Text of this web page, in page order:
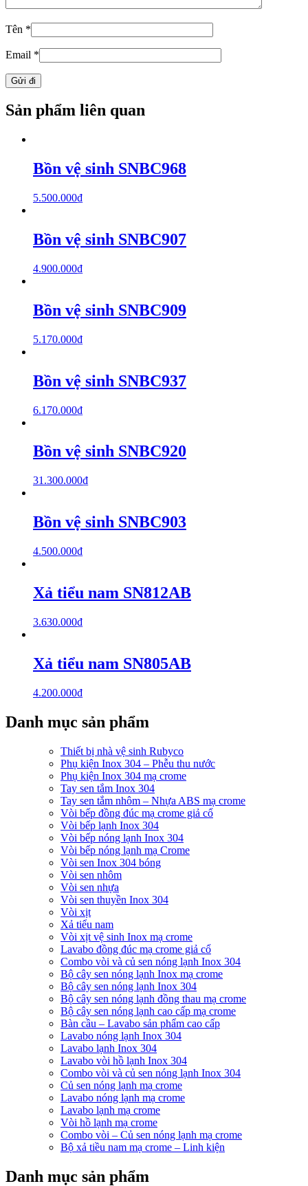
Tên *
Email *
Sản phẩm liên quan
Bồn vệ sinh SNBC968
5.500.000₫
Bồn vệ sinh SNBC907
4.900.000₫
Bồn vệ sinh SNBC909
5.170.000₫
Bồn vệ sinh SNBC937
6.170.000₫
Bồn vệ sinh SNBC920
31.300.000₫
Bồn vệ sinh SNBC903
4.500.000₫
Xả tiểu nam SN812AB
3.630.000₫
Xả tiểu nam SN805AB
4.200.000₫
Danh mục sản phẩm
Thiết bị nhà vệ sinh Rubyco
Phụ kiện Inox 304 – Phễu thu nước
Phụ kiện Inox 304 mạ crome
Tay sen tắm Inox 304
Tay sen tắm nhôm – Nhựa ABS mạ crome
Vòi bếp đồng đúc mạ crome giả cổ
Vòi bếp lạnh Inox 304
Vòi bếp nóng lạnh Inox 304
Vòi bếp nóng lạnh mạ Crome
Vòi sen Inox 304 bóng
Vòi sen nhôm
Vòi sen nhựa
Vòi sen thuyền Inox 304
Vòi xịt
Xả tiểu nam
Vòi xịt vệ sinh Inox mạ crome
Lavabo đồng đúc mạ crome giả cổ
Combo vòi và củ sen nóng lạnh Inox 304
Bộ cây sen nóng lạnh Inox mạ crome
Bộ cây sen nóng lạnh Inox 304
Bộ cây sen nóng lạnh đồng thau mạ crome
Bộ cây sen nóng lạnh cao cấp mạ crome
Bàn cầu – Lavabo sản phẩm cao cấp
Lavabo nóng lạnh Inox 304
Lavabo lạnh Inox 304
Lavabo vòi hồ lạnh Inox 304
Combo vòi và củ sen nóng lạnh Inox 304
Củ sen nóng lạnh mạ crome
Lavabo nóng lạnh mạ crome
Lavabo lạnh mạ crome
Vòi hồ lạnh mạ crome
Combo vòi – Củ sen nóng lạnh mạ crome
Bộ xả tiều nam mạ crome – Linh kiện
Danh mục sản phẩm